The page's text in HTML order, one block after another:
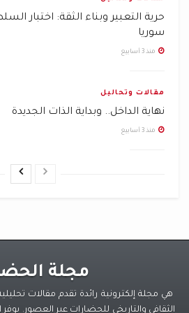
حرية التعبير وبناء الثقة: اختبار
سوريا
منذ 3 أسابيع
مقالات وتحاليل
نهاية الداخل.. وبداية الذات الجديدة
منذ 3 أسابيع
مجلة
هي مجلة إلكترونية رائدة تقدم مقالات
الثقافي والتاريخي للحضارات عبر العصور.